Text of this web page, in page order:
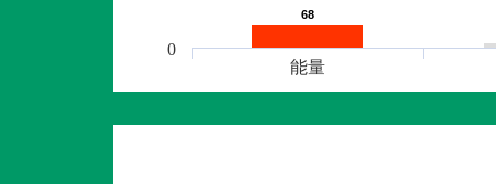
68
68
能量
0